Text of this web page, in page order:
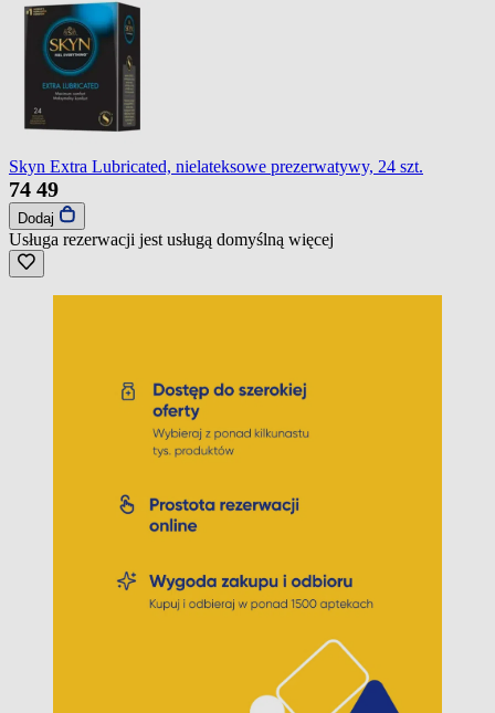
Skyn Extra Lubricated, nielateksowe prezerwatywy, 24 szt.
74 49
Dodaj
Usługa rezerwacji jest usługą domyślną więcej